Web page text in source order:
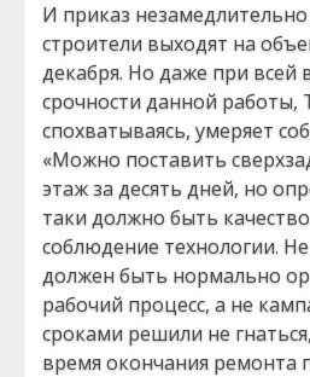
И приказ
строители выходят на
декабря. Но даже при всей
срочности данной работы,
спохватываясь, умеряет
«Можно поставить
этаж за десять дней, но
таки должно быть
соблюдение технологии.
должен быть нормально
рабочий процесс, а не
сроками решили не
время окончания ремонта